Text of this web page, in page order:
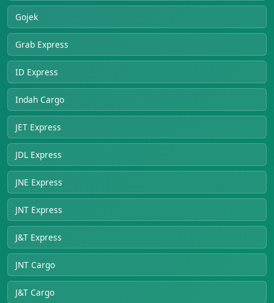
Gojek
Grab Express
ID Express
Indah Cargo
JET Express
JDL Express
JNE Express
JNT Express
J&T Express
JNT Cargo
J&T Cargo